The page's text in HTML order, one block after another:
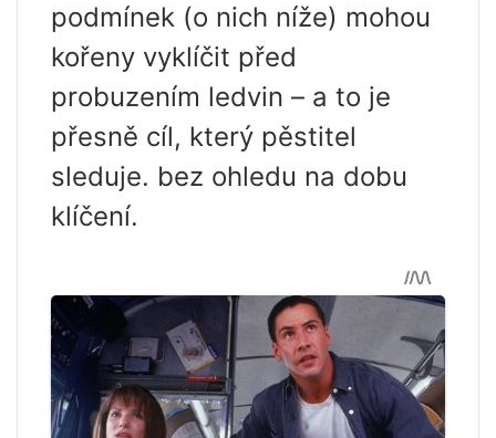
podmínek (o nich níže) mohou
kořeny vyklíčit před
probuzením ledvin – a to je
přesně cíl, který pěstitel
sleduje. bez ohledu na dobu
klíčení.